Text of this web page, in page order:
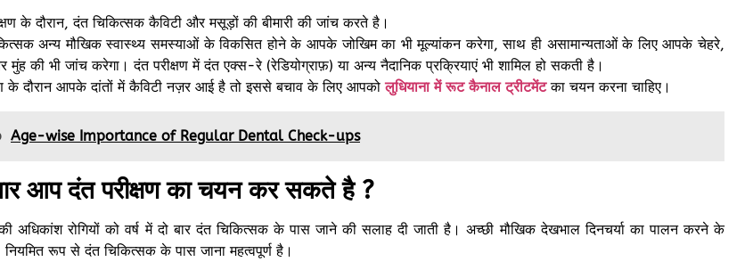
के दौरान, दंत चिकित्सक कैविटी और मसूड़ों की बीमारी की जांच करते है।
अन्य मौखिक स्वास्थ्य समस्याओं के विकसित होने के आपके जोखिम का भी मूल्यांकन करेगा, साथ ही असामान्यताओं के लिए आपके चेहरे,
मुंह की भी जांच करेगा। दंत परीक्षण में दंत एक्स-रे (रेडियोग्राफ़) या अन्य नैदानिक ​​प्रक्रियाएं भी शामिल हो सकती है।
के दौरान आपके दांतों में कैविटी नज़र आई है तो इससे बचाव के लिए आपकोलुधियाना में रूट कैनाल ट्रीटमेंटका चयन करना चाहिए।
Age-wise Importance of Regular Dental Check-ups
आप दंत परीक्षण का चयन कर सकते है ?
अधिकांश रोगियों को वर्ष में दो बार दंत चिकित्सक के पास जाने की सलाह दी जाती है। अच्छी मौखिक देखभाल दिनचर्या का पालन करने के
नियमित रूप से दंत चिकित्सक के पास जाना महत्वपूर्ण है।